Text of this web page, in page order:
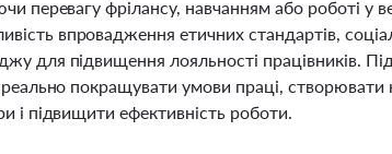
перевагу фрілансу, навчанням або роботі у
впровадження етичних стандартів,
для підвищення лояльності працівників.
реально покращувати умови праці,
і підвищити ефективність роботи.